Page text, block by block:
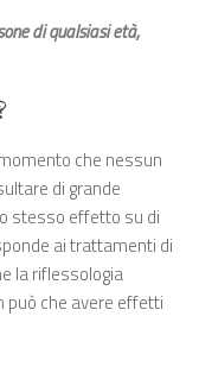
di qualsiasi età,
che nessun
di grande
stesso effetto su di
ai trattamenti di
la riflessologia
può che avere effetti